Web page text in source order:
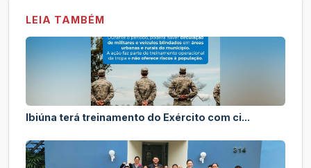
LEIA TAMBÉM
Ibiúna terá treinamento do Exército com ci...